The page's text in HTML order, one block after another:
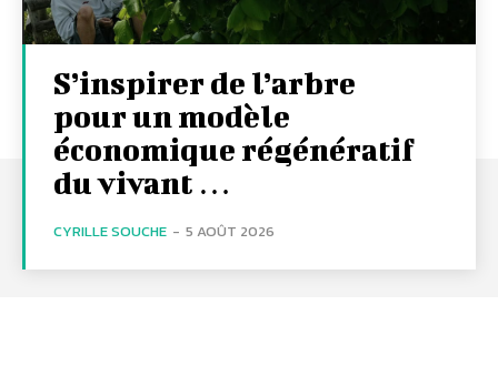
S’inspirer de l’arbre
pour un modèle
économique régénératif
du vivant …
CYRILLE SOUCHE - 5 AOÛT 2026